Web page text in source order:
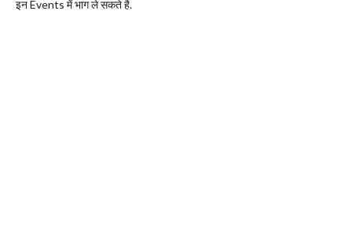
इन Events में भाग ले सकते है.